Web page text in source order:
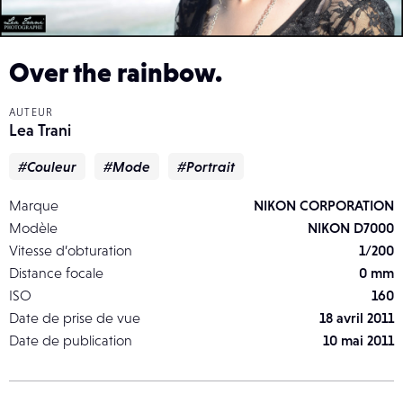
Over the rainbow.
AUTEUR
Lea Trani
#Couleur #Mode #Portrait
Marque
NIKON CORPORATION
Modèle
NIKON D7000
Vitesse d’obturation
1/200
Distance focale
0 mm
ISO
160
Date de prise de vue
18 avril 2011
Date de publication
10 mai 2011